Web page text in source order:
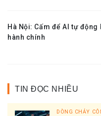
Hà Nội: Cấm để AI tự động
hành chính
TIN ĐỌC NHIỀU
DÒNG CHẢY